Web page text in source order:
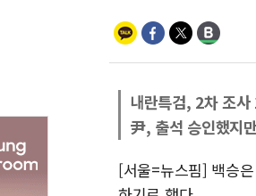
내란특검, 2차 조
尹, 출석 승인했지
[서울=뉴스핌] 백승